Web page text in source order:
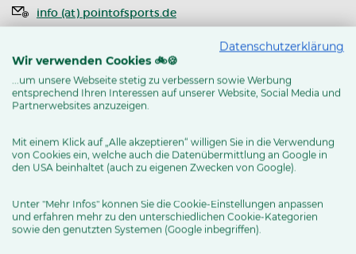
info (at) pointofsports.de
MEHR ERFAHREN
Datenschutzerklärung
Wir verwenden Cookies 🚲🍪
...um unsere Webseite stetig zu verbessern sowie Werbung
entsprechend Ihren Interessen auf unserer Website, Social Media und
Partnerwebsites anzuzeigen.
Mit einem Klick auf „Alle akzeptieren“ willigen Sie in die Verwendung
von Cookies ein, welche auch die Datenübermittlung an Google in
den USA beinhaltet (auch zu eigenen Zwecken von Google).
Unter "Mehr Infos" können Sie die Cookie-Einstellungen anpassen
und erfahren mehr zu den unterschiedlichen Cookie-Kategorien
sowie den genutzten Systemen (Google inbegriffen).